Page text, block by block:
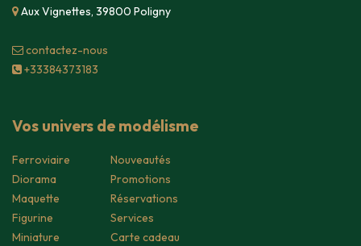
Aux Vignettes, 39800 Poligny
contacte​z-nous
+33384373183
Vos univers de modélisme
Ferroviaire
Diorama
Maquette
Figurine
Miniature
Nouveautés
Promotions
Réservations
Services
Carte cadeau